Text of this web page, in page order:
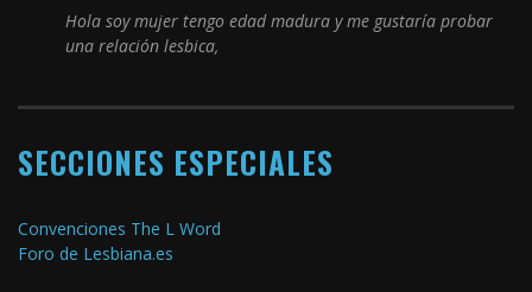
Hola soy mujer tengo edad madura y me gustaría probar
una relación lesbica,
SECCIONES ESPECIALES
Convenciones The L Word
Foro de Lesbiana.es